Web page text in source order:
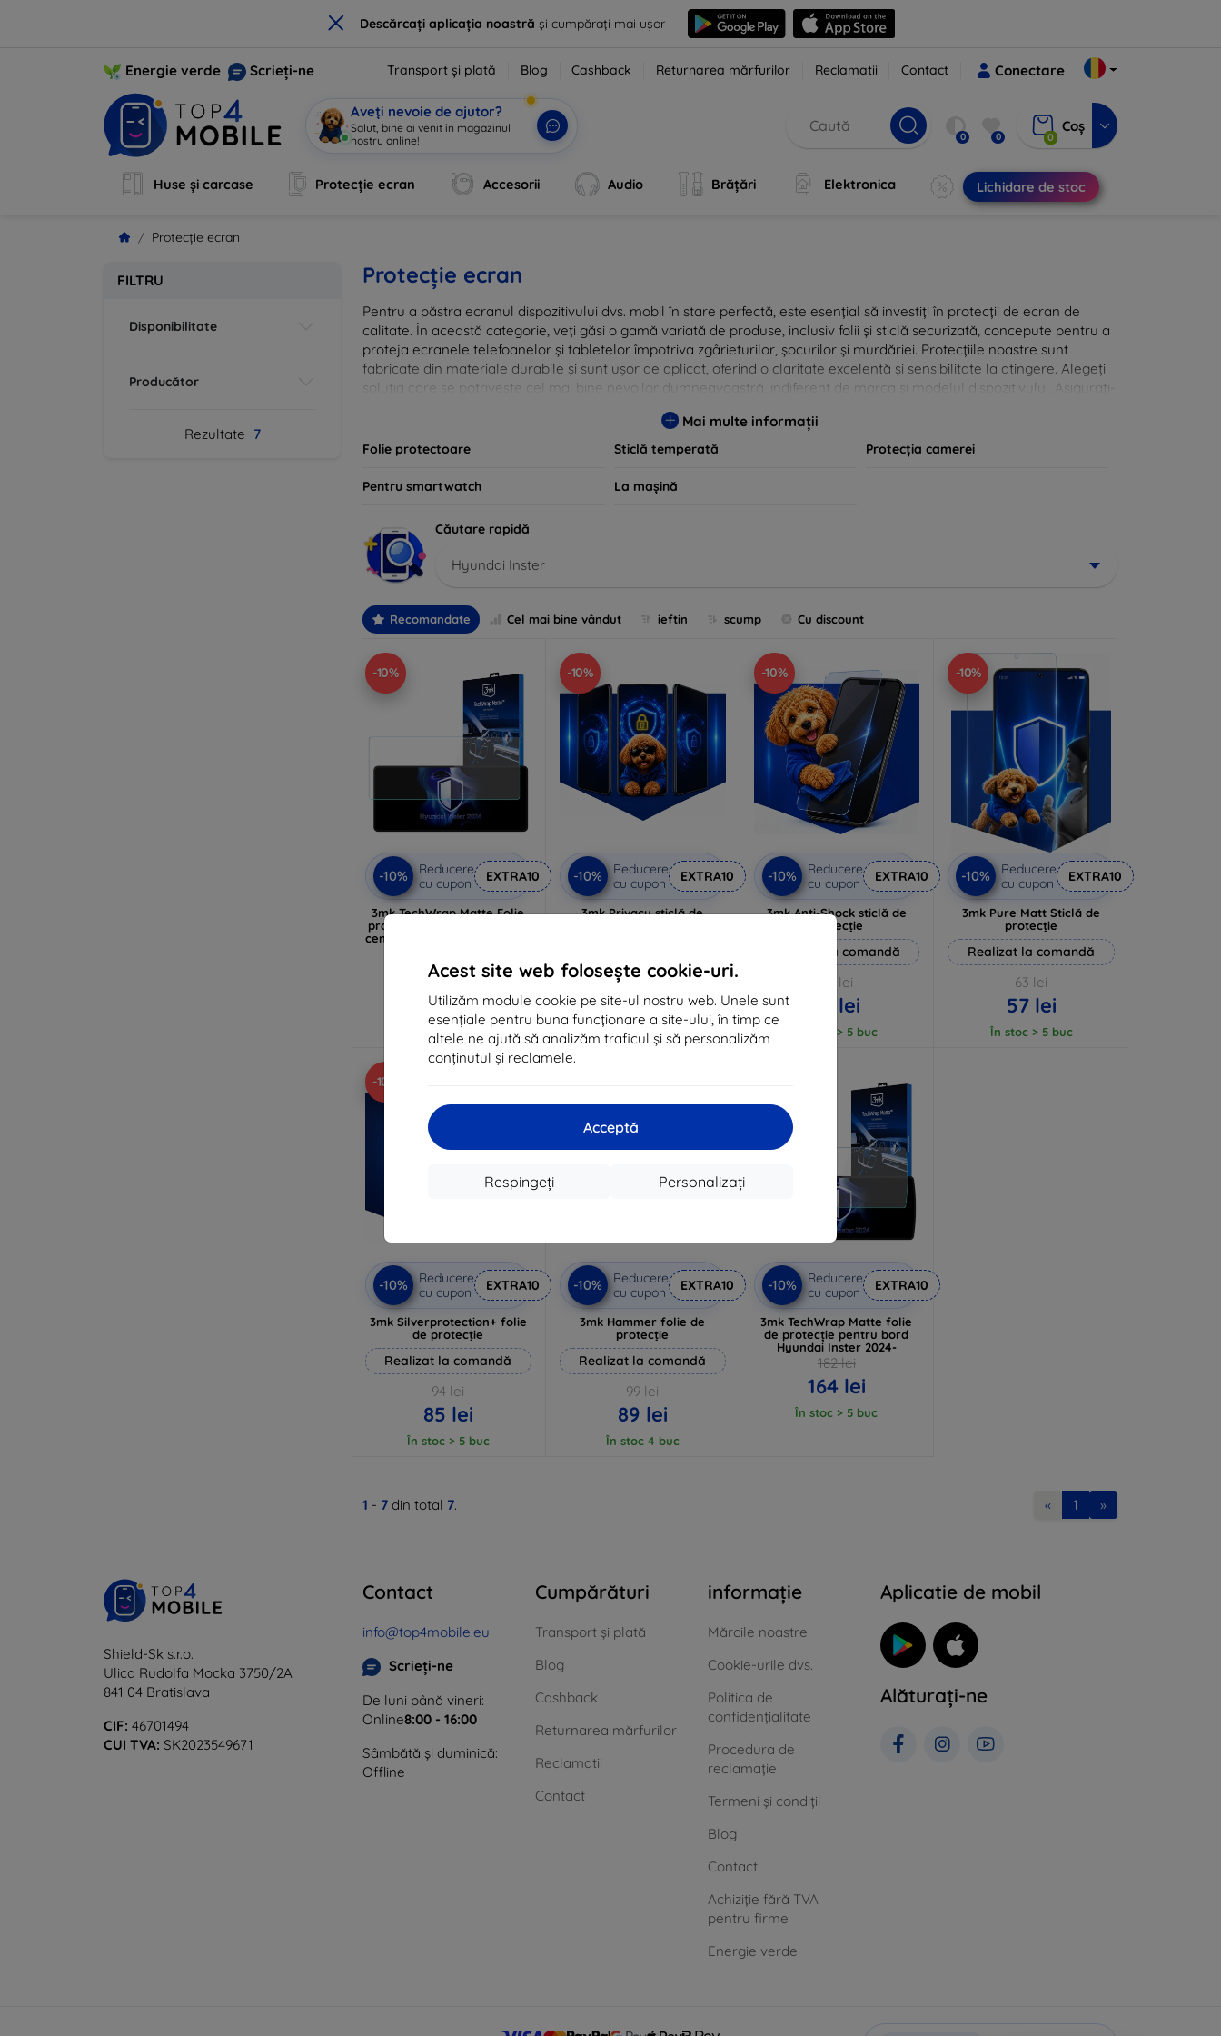
× Descărcați aplicația noastră și cumpărați mai ușor
Acest site web folosește cookie-uri.
Utilizăm module cookie pe site-ul nostru web. Unele sunt
esențiale pentru buna funcționare a site-ului, în timp ce
altele ne ajută să analizăm traficul și să personalizăm
conținutul și reclamele.
Acceptă
Personalizați
Respingeți
Energie verde Scrieți-ne Transport și plată Blog Cashback Returnarea mărfurilor Reclamatii Contact Conectare
Aveți nevoie de ajutor?
Salut, bine ai venit în magazinul
nostru online!
0 0 0
Coș
Huse și carcase Protecție ecran Accesorii Audio Brățări Elektronica Lichidare de stoc
Protecție ecran
FILTRU
Disponibilitate
Producător
Rezultate 7
Protecție ecran
Pentru a păstra ecranul dispozitivului dvs. mobil în stare perfectă, este esențial să investiți în protecții de ecran de
calitate. În această categorie, veți găsi o gamă variată de produse, inclusiv folii și sticlă securizată, concepute pentru a
proteja ecranele telefoanelor și tabletelor împotriva zgârieturilor, șocurilor și murdăriei. Protecțiile noastre sunt
fabricate din materiale durabile și sunt ușor de aplicat, oferind o claritate excelentă și sensibilitate la atingere. Alegeți
soluția care se potrivește cel mai bine nevoilor dumneavoastră, indiferent de marca și modelul dispozitivului. Asigurați-
Mai multe informații
Folie protectoare Sticlă temperată Protecția camerei
Pentru smartwatch La mașină
Căutare rapidă
Hyundai Inster
Recomandate Cel mai bine vândut ieftin scump Cu discount
-10%
-10%
Reducere
cu cupon
EXTRA10
3mk TechWrap Matte Folie
protectoare pentru ecranul
central Hyundai Inster 2024-
164 lei
În stoc > 5 buc
-10%
-10%
Reducere
cu cupon
EXTRA10
3mk Privacy sticlă de
105 lei
94 lei
În stoc 3 buc
-10%
-10%
Reducere
cu cupon
EXTRA10
3mk Anti-Shock sticlă de
protecție
Realizat la comandă
84 lei
76 lei
În stoc > 5 buc
-10%
-10%
Reducere
cu cupon
EXTRA10
3mk Pure Matt Sticlă de
protecție
Realizat la comandă
63 lei
57 lei
În stoc > 5 buc
-10%
-10%
Reducere
cu cupon
EXTRA10
3mk Silverprotection+ folie
de protecție
Realizat la comandă
94 lei
85 lei
În stoc > 5 buc
-10%
Reducere
cu cupon
EXTRA10
3mk Hammer folie de
protecție
Realizat la comandă
99 lei
89 lei
În stoc 4 buc
-10%
Reducere
cu cupon
EXTRA10
3mk TechWrap Matte folie
de protecție pentru bord
Hyundai Inster 2024-
182 lei
164 lei
În stoc > 5 buc
1 - 7 din total 7. « 1 »
Shield-Sk s.r.o.
Ulica Rudolfa Mocka 3750/2A
841 04 Bratislava
CIF: 46701494
CUI TVA: SK2023549671
Contact
info@top4mobile.eu
Scrieți-ne
De luni până vineri:
Online8:00 - 16:00
Sâmbătă și duminică:
Offline
Cumpărături
Transport și plată
Blog
Cashback
Returnarea mărfurilor
Reclamatii
Contact
informație
Mărcile noastre
Cookie-urile dvs.
Politica de
confidențialitate
Procedura de
reclamație
Termeni și condiții
Blog
Contact
Achiziție fără TVA
pentru firme
Energie verde
Aplicatie de mobil
Alăturați-ne